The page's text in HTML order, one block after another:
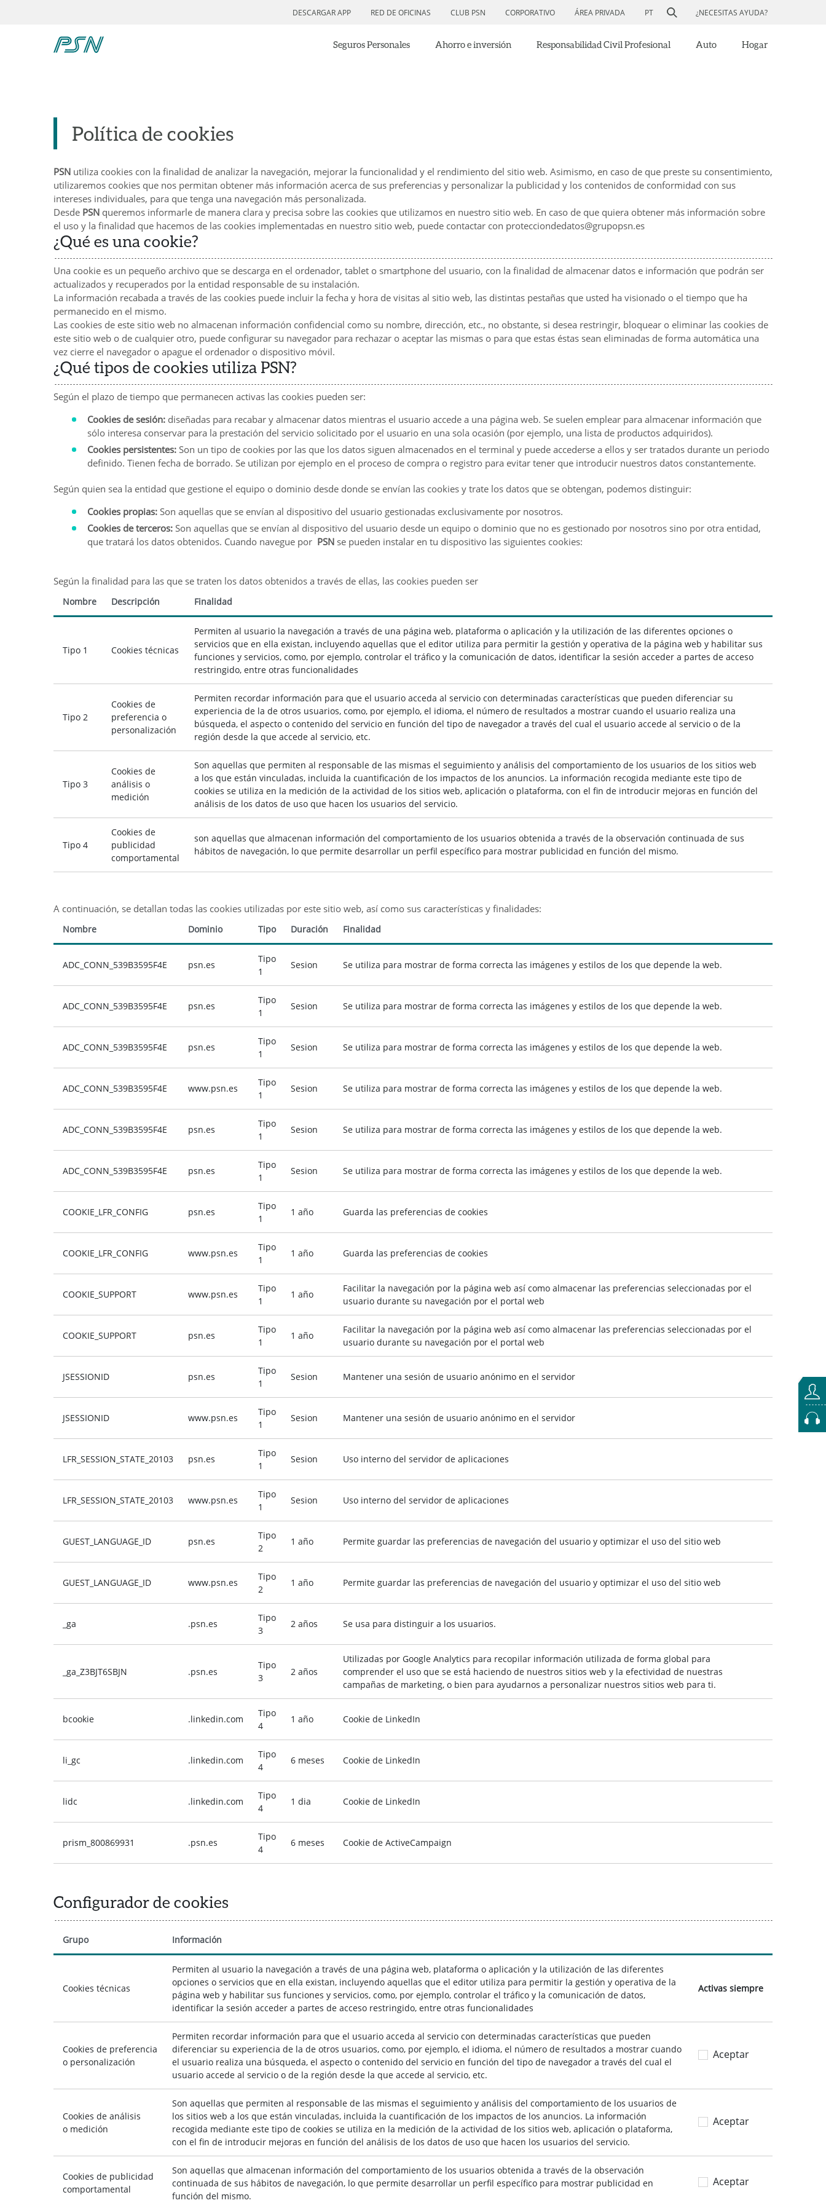
DESCARGAR APP RED DE OFICINAS CLUB PSN CORPORATIVO ÁREA PRIVADA PT ¿NECESITAS AYUDA?
Seguros Personales Ahorro e inversión Responsabilidad Civil Profesional Auto Hogar
Política de cookies
PSN utiliza cookies con la finalidad de analizar la navegación, mejorar la funcionalidad y el rendimiento del sitio web. Asimismo, en caso de que preste su consentimiento,
utilizaremos cookies que nos permitan obtener más información acerca de sus preferencias y personalizar la publicidad y los contenidos de conformidad con sus
intereses individuales, para que tenga una navegación más personalizada.
Desde PSN queremos informarle de manera clara y precisa sobre las cookies que utilizamos en nuestro sitio web. En caso de que quiera obtener más información sobre
el uso y la finalidad que hacemos de las cookies implementadas en nuestro sitio web, puede contactar con protecciondedatos@grupopsn.es
¿Qué es una cookie?
Una cookie es un pequeño archivo que se descarga en el ordenador, tablet o smartphone del usuario, con la finalidad de almacenar datos e información que podrán ser
actualizados y recuperados por la entidad responsable de su instalación.
La información recabada a través de las cookies puede incluir la fecha y hora de visitas al sitio web, las distintas pestañas que usted ha visionado o el tiempo que ha
permanecido en el mismo.
Las cookies de este sitio web no almacenan información confidencial como su nombre, dirección, etc., no obstante, si desea restringir, bloquear o eliminar las cookies de
este sitio web o de cualquier otro, puede configurar su navegador para rechazar o aceptar las mismas o para que estas éstas sean eliminadas de forma automática una
vez cierre el navegador o apague el ordenador o dispositivo móvil.
¿Qué tipos de cookies utiliza PSN?
Según el plazo de tiempo que permanecen activas las cookies pueden ser:
Cookies de sesión: diseñadas para recabar y almacenar datos mientras el usuario accede a una página web. Se suelen emplear para almacenar información que
sólo interesa conservar para la prestación del servicio solicitado por el usuario en una sola ocasión (por ejemplo, una lista de productos adquiridos).
Cookies persistentes: Son un tipo de cookies por las que los datos siguen almacenados en el terminal y puede accederse a ellos y ser tratados durante un periodo
definido. Tienen fecha de borrado. Se utilizan por ejemplo en el proceso de compra o registro para evitar tener que introducir nuestros datos constantemente.
Según quien sea la entidad que gestione el equipo o dominio desde donde se envían las cookies y trate los datos que se obtengan, podemos distinguir:
Cookies propias: Son aquellas que se envían al dispositivo del usuario gestionadas exclusivamente por nosotros.
Cookies de terceros: Son aquellas que se envían al dispositivo del usuario desde un equipo o dominio que no es gestionado por nosotros sino por otra entidad,
que tratará los datos obtenidos. Cuando navegue por PSN se pueden instalar en tu dispositivo las siguientes cookies:
Según la finalidad para las que se traten los datos obtenidos a través de ellas, las cookies pueden ser
Nombre Descripción Finalidad
Tipo 1 Cookies técnicas
Permiten al usuario la navegación a través de una página web, plataforma o aplicación y la utilización de las diferentes opciones o
servicios que en ella existan, incluyendo aquellas que el editor utiliza para permitir la gestión y operativa de la página web y habilitar sus
funciones y servicios, como, por ejemplo, controlar el tráfico y la comunicación de datos, identificar la sesión acceder a partes de acceso
restringido, entre otras funcionalidades
Tipo 2
Cookies de
preferencia o
personalización
Permiten recordar información para que el usuario acceda al servicio con determinadas características que pueden diferenciar su
experiencia de la de otros usuarios, como, por ejemplo, el idioma, el número de resultados a mostrar cuando el usuario realiza una
búsqueda, el aspecto o contenido del servicio en función del tipo de navegador a través del cual el usuario accede al servicio o de la
región desde la que accede al servicio, etc.
Tipo 3
Cookies de
análisis o
medición
Son aquellas que permiten al responsable de las mismas el seguimiento y análisis del comportamiento de los usuarios de los sitios web
a los que están vinculadas, incluida la cuantificación de los impactos de los anuncios. La información recogida mediante este tipo de
cookies se utiliza en la medición de la actividad de los sitios web, aplicación o plataforma, con el fin de introducir mejoras en función del
análisis de los datos de uso que hacen los usuarios del servicio.
Tipo 4
Cookies de
publicidad
comportamental
son aquellas que almacenan información del comportamiento de los usuarios obtenida a través de la observación continuada de sus
hábitos de navegación, lo que permite desarrollar un perfil específico para mostrar publicidad en función del mismo.
A continuación, se detallan todas las cookies utilizadas por este sitio web, así como sus características y finalidades:
Nombre Dominio Tipo Duración Finalidad
ADC_CONN_539B3595F4E psn.es
Tipo
1
Sesion Se utiliza para mostrar de forma correcta las imágenes y estilos de los que depende la web.
ADC_CONN_539B3595F4E psn.es
Tipo
1
Sesion Se utiliza para mostrar de forma correcta las imágenes y estilos de los que depende la web.
ADC_CONN_539B3595F4E psn.es
Tipo
1
Sesion Se utiliza para mostrar de forma correcta las imágenes y estilos de los que depende la web.
ADC_CONN_539B3595F4E www.psn.es
Tipo
1
Sesion Se utiliza para mostrar de forma correcta las imágenes y estilos de los que depende la web.
ADC_CONN_539B3595F4E psn.es
Tipo
1
Sesion Se utiliza para mostrar de forma correcta las imágenes y estilos de los que depende la web.
ADC_CONN_539B3595F4E psn.es
Tipo
1
Sesion Se utiliza para mostrar de forma correcta las imágenes y estilos de los que depende la web.
COOKIE_LFR_CONFIG psn.es
Tipo
1
1 año Guarda las preferencias de cookies
COOKIE_LFR_CONFIG www.psn.es
Tipo
1
1 año Guarda las preferencias de cookies
COOKIE_SUPPORT www.psn.es
Tipo
1
1 año
Facilitar la navegación por la página web así como almacenar las preferencias seleccionadas por el
usuario durante su navegación por el portal web
COOKIE_SUPPORT psn.es
Tipo
1
1 año
Facilitar la navegación por la página web así como almacenar las preferencias seleccionadas por el
usuario durante su navegación por el portal web
JSESSIONID psn.es
Tipo
1
Sesion Mantener una sesión de usuario anónimo en el servidor
JSESSIONID www.psn.es
Tipo
1
Sesion Mantener una sesión de usuario anónimo en el servidor
LFR_SESSION_STATE_20103 psn.es
Tipo
1
Sesion Uso interno del servidor de aplicaciones
LFR_SESSION_STATE_20103 www.psn.es
Tipo
1
Sesion Uso interno del servidor de aplicaciones
GUEST_LANGUAGE_ID psn.es
Tipo
2
1 año Permite guardar las preferencias de navegación del usuario y optimizar el uso del sitio web
GUEST_LANGUAGE_ID www.psn.es
Tipo
2
1 año Permite guardar las preferencias de navegación del usuario y optimizar el uso del sitio web
_ga .psn.es
Tipo
3
2 años Se usa para distinguir a los usuarios.
_ga_Z3BJT6SBJN .psn.es
Tipo
3
2 años
Utilizadas por Google Analytics para recopilar información utilizada de forma global para
comprender el uso que se está haciendo de nuestros sitios web y la efectividad de nuestras
campañas de marketing, o bien para ayudarnos a personalizar nuestros sitios web para ti.
bcookie .linkedin.com
Tipo
4
1 año Cookie de LinkedIn
li_gc .linkedin.com
Tipo
4
6 meses Cookie de LinkedIn
lidc .linkedin.com
Tipo
4
1 dia Cookie de LinkedIn
prism_800869931 .psn.es
Tipo
4
6 meses Cookie de ActiveCampaign
Configurador de cookies
Grupo Información
Cookies técnicas
Permiten al usuario la navegación a través de una página web, plataforma o aplicación y la utilización de las diferentes
opciones o servicios que en ella existan, incluyendo aquellas que el editor utiliza para permitir la gestión y operativa de la
página web y habilitar sus funciones y servicios, como, por ejemplo, controlar el tráfico y la comunicación de datos,
identificar la sesión acceder a partes de acceso restringido, entre otras funcionalidades
Activas siempre
Cookies de preferencia
o personalización
Permiten recordar información para que el usuario acceda al servicio con determinadas características que pueden
diferenciar su experiencia de la de otros usuarios, como, por ejemplo, el idioma, el número de resultados a mostrar cuando
el usuario realiza una búsqueda, el aspecto o contenido del servicio en función del tipo de navegador a través del cual el
usuario accede al servicio o de la región desde la que accede al servicio, etc.
Aceptar
Cookies de análisis
o medición
Son aquellas que permiten al responsable de las mismas el seguimiento y análisis del comportamiento de los usuarios de
los sitios web a los que están vinculadas, incluida la cuantificación de los impactos de los anuncios. La información
recogida mediante este tipo de cookies se utiliza en la medición de la actividad de los sitios web, aplicación o plataforma,
con el fin de introducir mejoras en función del análisis de los datos de uso que hacen los usuarios del servicio.
Aceptar
Cookies de publicidad
comportamental
Son aquellas que almacenan información del comportamiento de los usuarios obtenida a través de la observación
continuada de sus hábitos de navegación, lo que permite desarrollar un perfil específico para mostrar publicidad en
función del mismo.
Aceptar